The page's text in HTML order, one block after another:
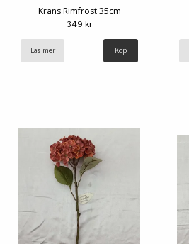
Krans Rimfrost 35cm
349 kr
Läs mer